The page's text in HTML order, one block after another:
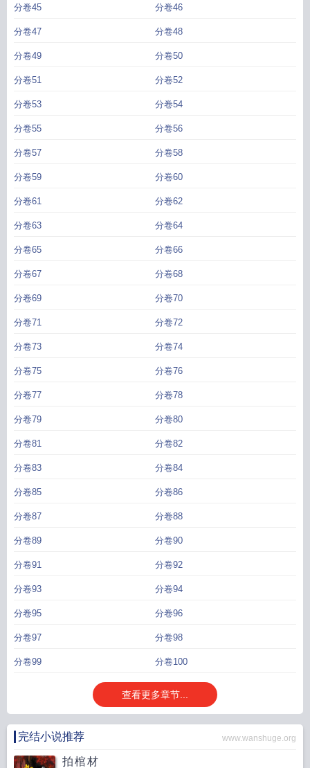
分卷45 分卷46
分卷47 分卷48
分卷49 分卷50
分卷51 分卷52
分卷53 分卷54
分卷55 分卷56
分卷57 分卷58
分卷59 分卷60
分卷61 分卷62
分卷63 分卷64
分卷65 分卷66
分卷67 分卷68
分卷69 分卷70
分卷71 分卷72
分卷73 分卷74
分卷75 分卷76
分卷77 分卷78
分卷79 分卷80
分卷81 分卷82
分卷83 分卷84
分卷85 分卷86
分卷87 分卷88
分卷89 分卷90
分卷91 分卷92
分卷93 分卷94
分卷95 分卷96
分卷97 分卷98
分卷99 分卷100
查看更多章节...
完结小说推荐 www.wanshuge.org
拍棺材